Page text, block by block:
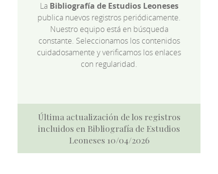
La Bibliografía de Estudios Leoneses
publica nuevos registros periódicamente.
Nuestro equipo está en búsqueda
constante. Seleccionamos los contenidos
cuidadosamente y verificamos los enlaces
con regularidad.
Última actualización de los registros
incluidos en Bibliografía de Estudios
Leoneses 10/04/2026